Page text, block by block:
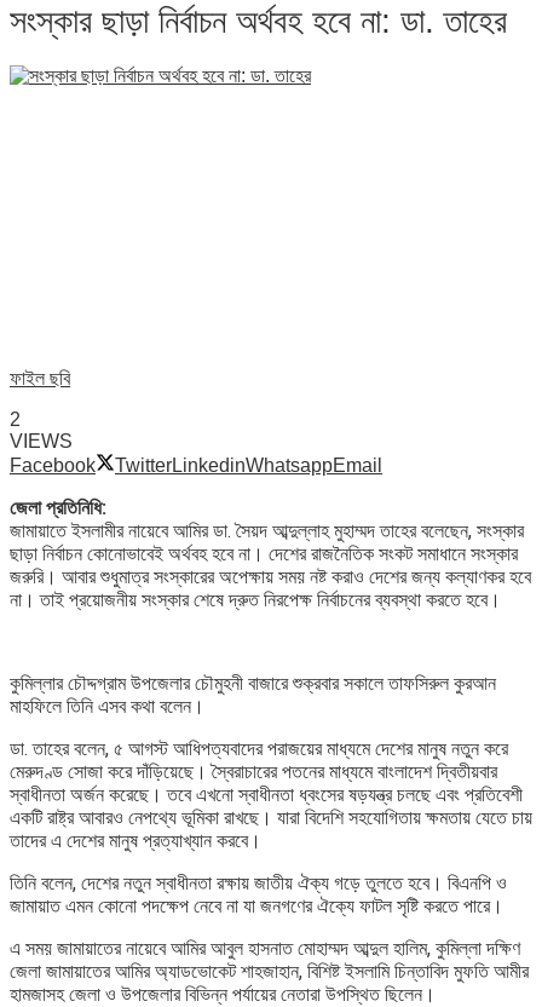
সংস্কার ছাড়া নির্বাচন অর্থবহ হবে না: ডা. তাহের
ফাইল ছবি
2
VIEWS
Facebook
TwitterLinkedinWhatsappEmail
জেলা প্রতিনিধি:
জামায়াতে ইসলামীর নায়েবে আমির ডা. সৈয়দ আব্দুল্লাহ মুহাম্মদ তাহের বলেছেন, সংস্কার
ছাড়া নির্বাচন কোনোভাবেই অর্থবহ হবে না। দেশের রাজনৈতিক সংকট সমাধানে সংস্কার
জরুরি। আবার শুধুমাত্র সংস্কারের অপেক্ষায় সময় নষ্ট করাও দেশের জন্য কল্যাণকর হবে
না। তাই প্রয়োজনীয় সংস্কার শেষে দ্রুত নিরপেক্ষ নির্বাচনের ব্যবস্থা করতে হবে।
কুমিল্লার চৌদ্দগ্রাম উপজেলার চৌমুহনী বাজারে শুক্রবার সকালে তাফসিরুল কুরআন
মাহফিলে তিনি এসব কথা বলেন।
ডা. তাহের বলেন, ৫ আগস্ট আধিপত্যবাদের পরাজয়ের মাধ্যমে দেশের মানুষ নতুন করে
মেরুদণ্ড সোজা করে দাঁড়িয়েছে। স্বৈরাচারের পতনের মাধ্যমে বাংলাদেশ দ্বিতীয়বার
স্বাধীনতা অর্জন করেছে। তবে এখনো স্বাধীনতা ধ্বংসের ষড়যন্ত্র চলছে এবং প্রতিবেশী
একটি রাষ্ট্র আবারও নেপথ্যে ভূমিকা রাখছে। যারা বিদেশি সহযোগিতায় ক্ষমতায় যেতে চায়
তাদের এ দেশের মানুষ প্রত্যাখ্যান করবে।
তিনি বলেন, দেশের নতুন স্বাধীনতা রক্ষায় জাতীয় ঐক্য গড়ে তুলতে হবে। বিএনপি ও
জামায়াত এমন কোনো পদক্ষেপ নেবে না যা জনগণের ঐক্যে ফাটল সৃষ্টি করতে পারে।
এ সময় জামায়াতের নায়েবে আমির আবুল হাসনাত মোহাম্মদ আব্দুল হালিম, কুমিল্লা দক্ষিণ
জেলা জামায়াতের আমির অ্যাডভোকেট শাহজাহান, বিশিষ্ট ইসলামি চিন্তাবিদ মুফতি আমীর
হামজাসহ জেলা ও উপজেলার বিভিন্ন পর্যায়ের নেতারা উপস্থিত ছিলেন।